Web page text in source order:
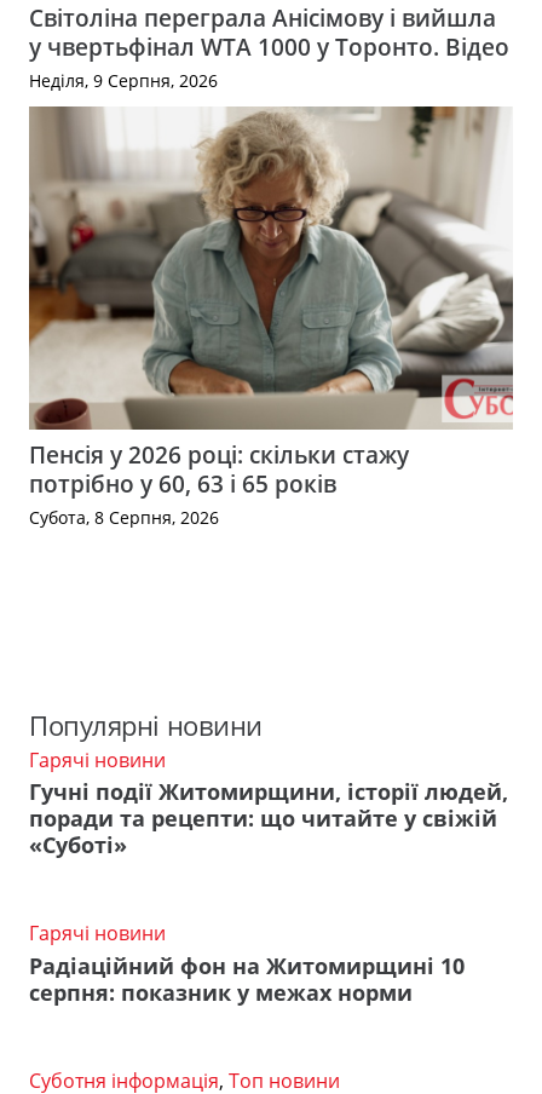
Світоліна переграла Анісімову і вийшла
у чвертьфінал WTA 1000 у Торонто. Відео
Неділя, 9 Серпня, 2026
Пенсія у 2026 році: скільки стажу
потрібно у 60, 63 і 65 років
Субота, 8 Серпня, 2026
Популярні новини
Гарячі новини
Гучні події Житомирщини, історії людей,
поради та рецепти: що читайте у свіжій
«Суботі»
Гарячі новини
Радіаційний фон на Житомирщині 10
серпня: показник у межах норми
Суботня інформація, Топ новини